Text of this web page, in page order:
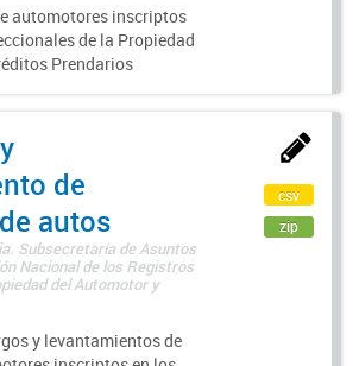
automotores inscriptos
de la Propiedad
Prendarios
de
autos
Subsecretaría de Asuntos
Nacional de los Registros
del Automotor y
y levantamientos de
csv
zip